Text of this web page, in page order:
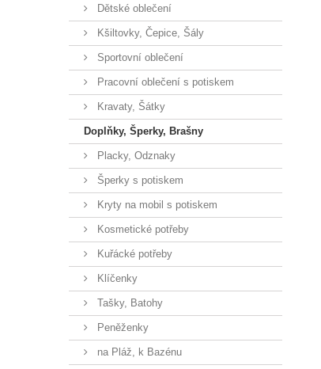
Dětské oblečení
Kšiltovky, Čepice, Šály
Sportovní oblečení
Pracovní oblečení s potiskem
Kravaty, Šátky
Doplňky, Šperky, Brašny
Placky, Odznaky
Šperky s potiskem
Kryty na mobil s potiskem
Kosmetické potřeby
Kuřácké potřeby
Klíčenky
Tašky, Batohy
Peněženky
na Pláž, k Bazénu